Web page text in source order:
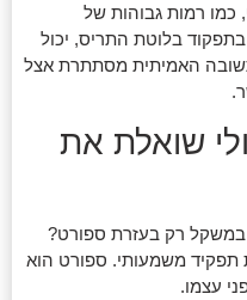
כמו רמות גבוהות של
בלוטת התריס, יכול
האמיתית מסתתרת אצל
שואלת את
במשקל רק בעזרת ספורט?
משמעותי. ספורט הוא
עצמו.